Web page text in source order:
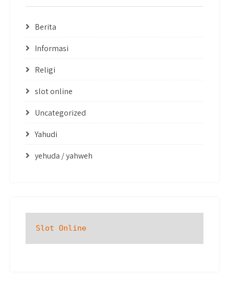
Berita
Informasi
Religi
slot online
Uncategorized
Yahudi
yehuda / yahweh
Slot Online